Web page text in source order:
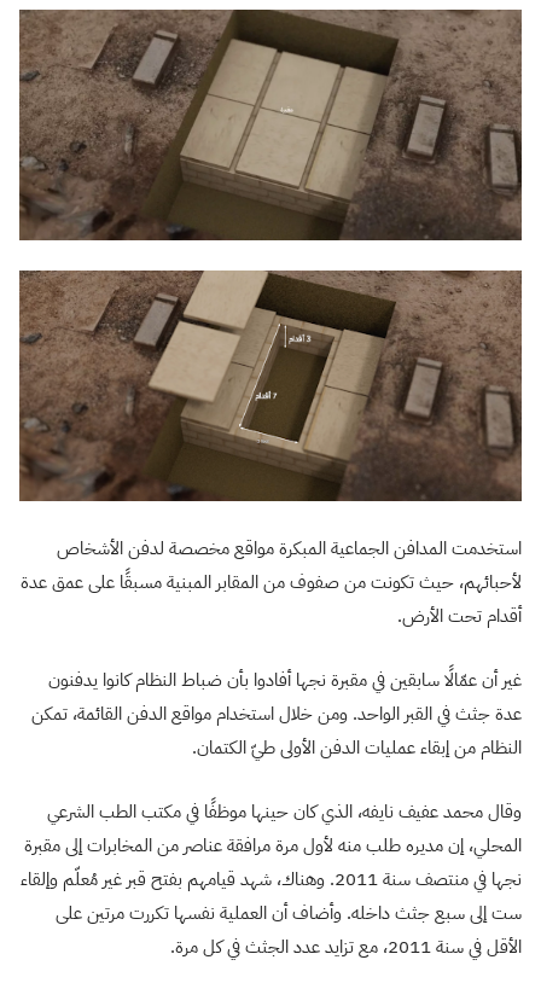
استخدمت المدافن الجماعية المبكرة مواقع مخصصة لدفن الأشخاص
لأحبائهم، حيث تكونت من صفوف من المقابر المبنية مسبقًا على عمق عدة
أقدام تحت الأرض.
غير أن عمّالًا سابقين في مقبرة نجها أفادوا بأن ضباط النظام كانوا يدفنون
عدة جثث في القبر الواحد. ومن خلال استخدام مواقع الدفن القائمة، تمكن
النظام من إبقاء عمليات الدفن الأولى طيّ الكتمان.
وقال محمد عفيف نايفه، الذي كان حينها موظفًا في مكتب الطب الشرعي
المحلي، إن مديره طلب منه لأول مرة مرافقة عناصر من المخابرات إلى مقبرة
نجها في منتصف سنة 2011. وهناك، شهد قيامهم بفتح قبر غير مُعلّم وإلقاء
ست إلى سبع جثث داخله. وأضاف أن العملية نفسها تكررت مرتين على
الأقل في سنة 2011، مع تزايد عدد الجثث في كل مرة.